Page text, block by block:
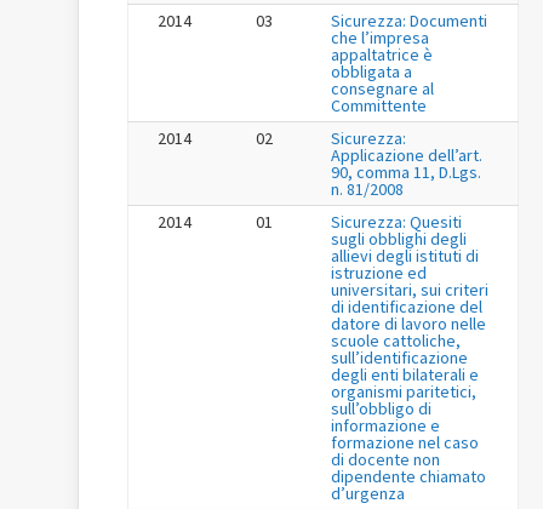
2014
03 Sicurezza: Documenti
che l’impresa
appaltatrice è
obbligata a
consegnare al
Committente
2014
02 Sicurezza:
Applicazione dell’art.
90, comma 11, D.Lgs.
n. 81/2008
2014
01 Sicurezza: Quesiti
sugli obblighi degli
allievi degli istituti di
istruzione ed
universitari, sui criteri
di identificazione del
datore di lavoro nelle
scuole cattoliche,
sull’identificazione
degli enti bilaterali e
organismi paritetici,
sull’obbligo di
informazione e
formazione nel caso
di docente non
dipendente chiamato
d’urgenza